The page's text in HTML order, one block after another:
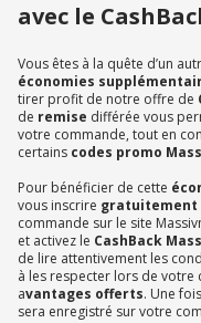
avec le
Vous êtes à la quête d’un
économies
tirer profit de notre offre de
de remise différée vous
votre commande, tout en
certains codes promo
Pour bénéficier de cette
vous inscrire gratuitement
commande sur le site
et activez le CashBack
de lire attentivement les
à les respecter lors de
avantages offerts. Une
sera enregistré sur votre